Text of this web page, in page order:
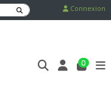
Connexion
0